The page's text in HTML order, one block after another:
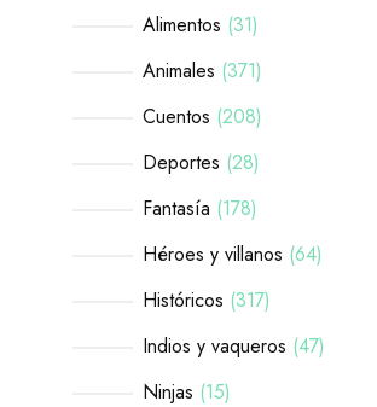
Alimentos 31
Animales 371
Cuentos 208
Deportes 28
Fantasía 178
Héroes y villanos 64
Históricos 317
Indios y vaqueros 47
Ninjas 15